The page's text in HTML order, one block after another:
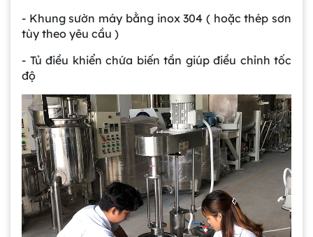
- Khung sườn máy bằng inox 304 ( hoặc thép sơn
tùy theo yêu cầu )
- Tủ điều khiển chứa biến tần giúp điều chỉnh tốc
độ